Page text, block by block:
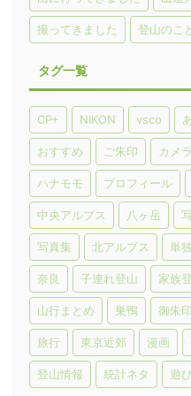
撮ってきました 登山のこ
タグ一覧
CP+ NIKON vsco
おすすめ ご朱印 カメ
ハナモモ プロフィール
中央アルプス 八ヶ岳
写真集 北アルプス 単
奈良 子連れ登山 家族
山行まとめ 巣鴨 御朱印
旅行 東京近郊 漫画
登山情報 統計ネタ 遊